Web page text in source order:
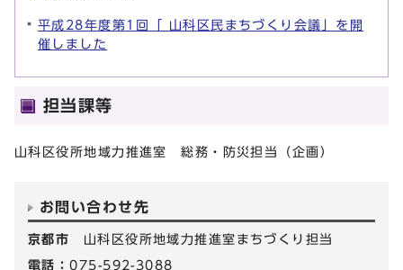
平成28年度第1回「 山科区民まちづくり会議」を開
催しました
担当課等
山科区役所地域力推進室 総務・防災担当（企画）
お問い合わせ先
京都市 山科区役所地域力推進室まちづくり担当
電話：075-592-3088